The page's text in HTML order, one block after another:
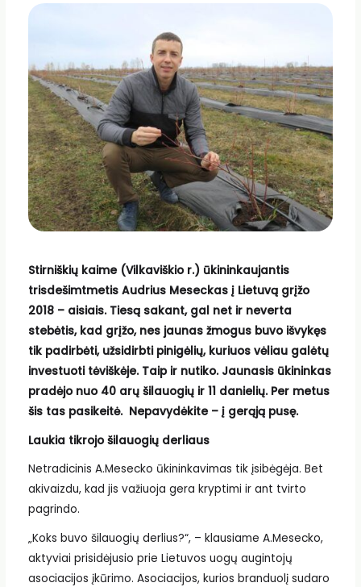
Stirniškių kaime (Vilkaviškio r.) ūkininkaujantis
trisdešimtmetis Audrius Meseckas į Lietuvą grįžo
2018 – aisiais. Tiesą sakant, gal net ir neverta
stebėtis, kad grįžo, nes jaunas žmogus buvo išvykęs
tik padirbėti, užsidirbti pinigėlių, kuriuos vėliau galėtų
investuoti tėviškėje. Taip ir nutiko. Jaunasis ūkininkas
pradėjo nuo 40 arų šilauogių ir 11 danielių. Per metus
šis tas pasikeitė. Nepavydėkite – į gerąją pusę.
Laukia tikrojo šilauogių derliaus
Netradicinis A.Mesecko ūkininkavimas tik įsibėgėja. Bet
akivaizdu, kad jis važiuoja gera kryptimi ir ant tvirto
pagrindo.
„Koks buvo šilauogių derlius?“, – klausiame A.Mesecko,
aktyviai prisidėjusio prie Lietuvos uogų augintojų
asociacijos įkūrimo. Asociacijos, kurios branduolį sudaro